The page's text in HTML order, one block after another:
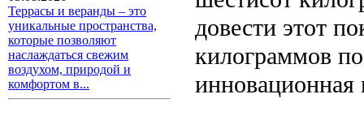
Террасы и веранды – это
уникальные пространства,
которые позволяют
наслаждаться свежим
воздухом, природой и
комфортом в...
довести этот
килограммов
инновационная